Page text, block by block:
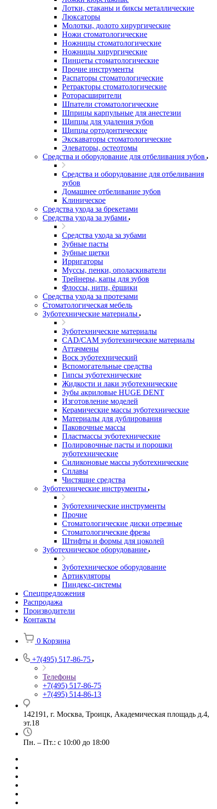
Лотки, стаканы и биксы металлические
Люксаторы
Молотки, долото хирургические
Ножи стоматологические
Ножницы стоматологические
Ножницы хирургические
Пинцеты стоматологические
Прочие инструменты
Распаторы стоматологические
Ретракторы стоматологические
Роторасширители
Шпатели стоматологические
Шприцы карпульные для анестезии
Щипцы для удаления зубов
Щипцы ортодонтические
Экскаваторы стоматологические
Элеваторы, остеотомы
Средства и оборудование для отбеливания зубов
Средства и оборудование для отбеливания
зубов
Домашнее отбеливание зубов
Клиническое
Средства ухода за брекетами
Средства ухода за зубами
Средства ухода за зубами
Зубные пасты
Зубные щетки
Ирригаторы
Муссы, пенки, ополаскиватели
Трейнеры, капы для зубов
Флоссы, нити, ёршики
Средства ухода за протезами
Стоматологическая мебель
Зуботехнические материалы
Зуботехнические материалы
CAD/CAM зуботехнические материалы
Аттачмены
Воск зуботехнический
Вспомогательные средства
Гипсы зуботехнические
Жидкости и лаки зуботехнические
Зубы акриловые HUGE DENT
Изготовление моделей
Керамические массы зуботехнические
Материалы для дублирования
Паковочные массы
Пластмассы зуботехнические
Полировочные пасты и порошки
зуботехнические
Силиконовые массы зуботехнические
Сплавы
Чистящие средства
Зуботехнические инструменты
Зуботехнические инструменты
Прочие
Стоматологические диски отрезные
Стоматологические фрезы
Штифты и формы для цоколей
Зуботехническое оборудование
Зуботехническое оборудование
Артикуляторы
Пиндекс-системы
Спецпредложения
Распродажа
Производители
Контакты
0 Корзина
+7(495) 517-86-75
Телефоны
+7(495) 517-86-75
+7(495) 514-86-13
142191, г. Москва, Троицк, Академическая площадь д.4,
эт.18
Пн. – Пт.: с 10:00 до 18:00